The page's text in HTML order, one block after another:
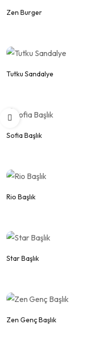
Zen Burger
WhatsApp
Tutku Sandalye
WhatsApp
Sofia Başlık
WhatsApp
Rio Başlık
WhatsApp
Star Başlık
WhatsApp
Zen Genç Başlık